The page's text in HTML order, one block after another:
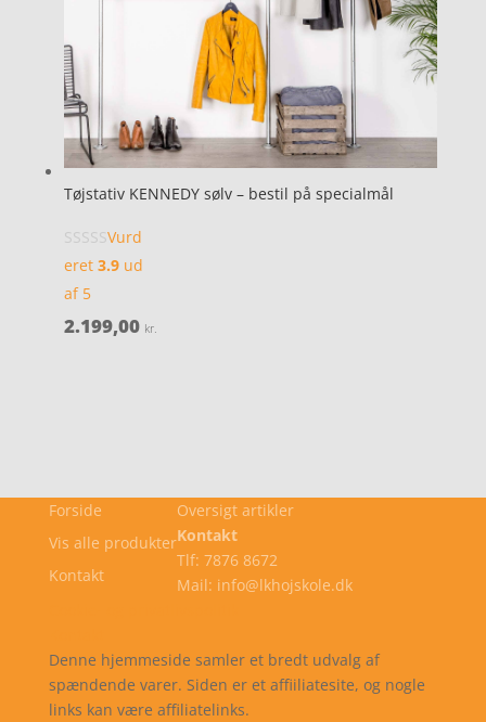
Tøjstativ KENNEDY sølv – bestil på specialmål
Vurd
eret 3.9ud
af 5
2.199,00 kr.
Forside
Vis alle produkter
Kontakt
Oversigt artikler
Kontakt
Tlf: 7876 8672
Mail: info@lkhojskole.dk
Denne hjemmeside samler et bredt udvalg af
spændende varer. Siden er et affiiliatesite, og nogle
links kan være affiliatelinks.